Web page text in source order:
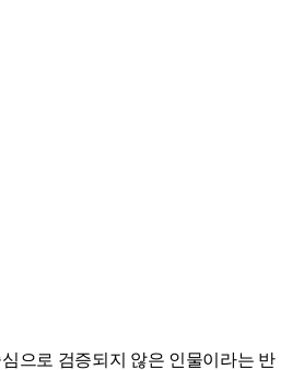
으로 검증되지 않은 인물이라는 반